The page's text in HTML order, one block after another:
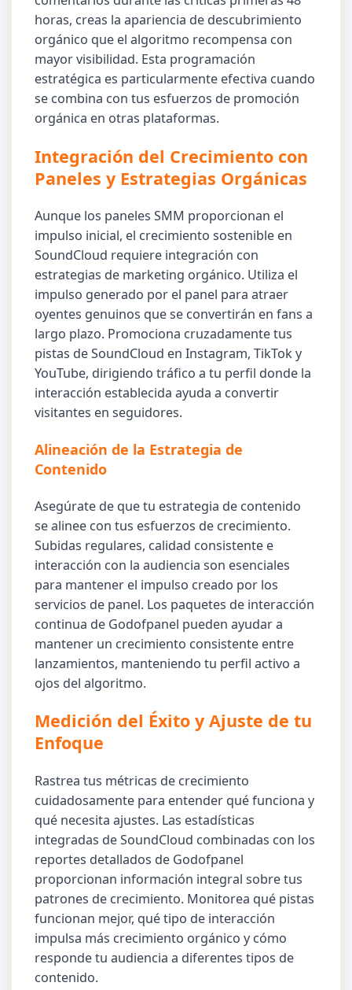
horas, creas la apariencia de descubrimiento
orgánico que el algoritmo recompensa con
mayor visibilidad. Esta programación
estratégica es particularmente efectiva cuando
se combina con tus esfuerzos de promoción
orgánica en otras plataformas.
Integración del Crecimiento con
Paneles y Estrategias Orgánicas
Aunque los paneles SMM proporcionan el
impulso inicial, el crecimiento sostenible en
SoundCloud requiere integración con
estrategias de marketing orgánico. Utiliza el
impulso generado por el panel para atraer
oyentes genuinos que se convertirán en fans a
largo plazo. Promociona cruzadamente tus
pistas de SoundCloud en Instagram, TikTok y
YouTube, dirigiendo tráfico a tu perfil donde la
interacción establecida ayuda a convertir
visitantes en seguidores.
Alineación de la Estrategia de
Contenido
Asegúrate de que tu estrategia de contenido
se alinee con tus esfuerzos de crecimiento.
Subidas regulares, calidad consistente e
interacción con la audiencia son esenciales
para mantener el impulso creado por los
servicios de panel. Los paquetes de interacción
continua de Godofpanel pueden ayudar a
mantener un crecimiento consistente entre
lanzamientos, manteniendo tu perfil activo a
ojos del algoritmo.
Medición del Éxito y Ajuste de tu
Enfoque
Rastrea tus métricas de crecimiento
cuidadosamente para entender qué funciona y
qué necesita ajustes. Las estadísticas
integradas de SoundCloud combinadas con los
reportes detallados de Godofpanel
proporcionan información integral sobre tus
patrones de crecimiento. Monitorea qué pistas
funcionan mejor, qué tipo de interacción
impulsa más crecimiento orgánico y cómo
responde tu audiencia a diferentes tipos de
contenido.